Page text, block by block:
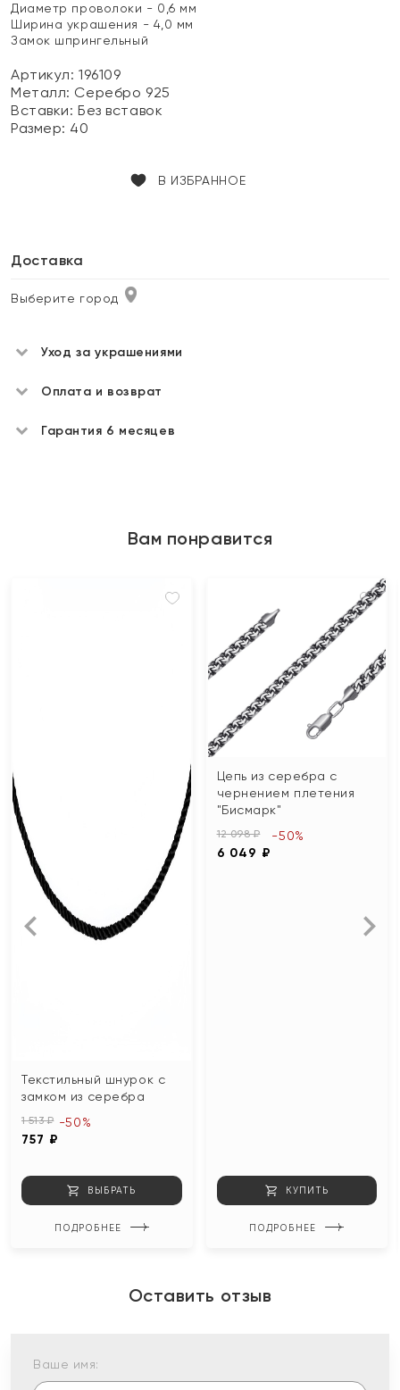
Диаметр проволоки - 0,6 мм
Ширина украшения - 4,0 мм
Замок шпрингельный
Артикул: 196109
Металл: Серебро 925
Вставки:Без вставок
Размер: 40
В ИЗБРАННОЕ
Доставка
Выберите город
Уход за украшениями
Оплата и возврат
Гарантия 6 месяцев
Вам понравится
Текстильный шнурок с
замком из серебра
1 513 ₽
757 ₽
-50%
ВЫБРАТЬ
ПОДРОБНЕЕ
Цепь из серебра с
чернением плетения
"Бисмарк"
12 098 ₽
6 049 ₽
-50%
КУПИТЬ
ПОДРОБНЕЕ
Оставить отзыв
Ваше имя: